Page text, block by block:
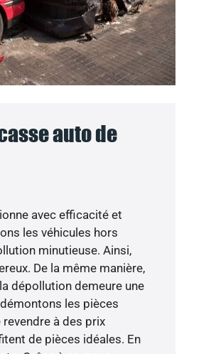
auto de
avec efficacité et
les véhicules hors
minutieuse. Ainsi,
De la même manière,
dépollution demeure une
les pièces
à des prix
de pièces idéales. En